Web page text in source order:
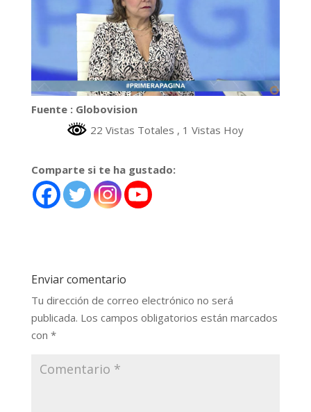
Fuente : Globovision
22 Vistas Totales , 1 Vistas Hoy
Comparte si te ha gustado:
Enviar comentario
Tu dirección de correo electrónico no será
publicada. Los campos obligatorios están marcados
con *